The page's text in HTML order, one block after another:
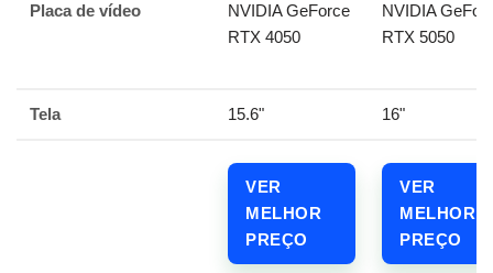
Placa de vídeo
NVIDIA GeForce
RTX 4050
NVIDIA
RTX 5050
Tela 15.6" 16"
VER
MELHOR
PREÇO
VER
MELHOR
PREÇO